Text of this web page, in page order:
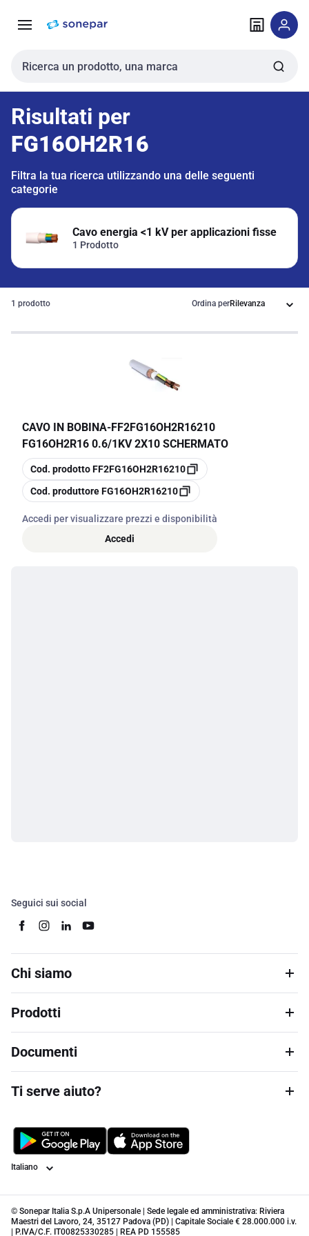
navigazione alla
Cerca input
Risultati per
FG16OH2R16
Filtra la tua ricerca utilizzando una delle seguenti
categorie
Cavo energia <1 kV per applicazioni fisse
1 Prodotto
1 prodotto Ordina per
CAVO IN BOBINA-FF2FG16OH2R16210
FG16OH2R16 0.6/1KV 2X10 SCHERMATO
copia
Cod. prodottoFF2FG16OH2R16210
copia
Cod. produttoreFG16OH2R16210
Accedi per visualizzare prezzi e disponibilità
Accedi
Seguici sui social
Chi siamo
Prodotti
Documenti
Ti serve aiuto?
Lingua
© Sonepar Italia S.p.A Unipersonale | Sede legale ed amministrativa: Riviera
Maestri del Lavoro, 24, 35127 Padova (PD) | Capitale Sociale € 28.000.000 i.v.
| P.IVA/C.F. IT00825330285 | REA PD 155585